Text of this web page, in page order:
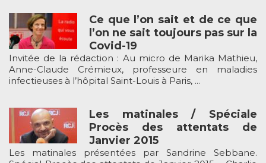
Ce que l’on sait et de ce que
l’on ne sait toujours pas sur la
Covid-19
Invitée de la rédaction : Au micro de Marika Mathieu,
Anne-Claude Crémieux, professeure en maladies
infectieuses à l’hôpital Saint-Louis à Paris, ...
Les matinales / Spéciale
Procès des attentats de
Janvier 2015
Les matinales présentées par Sandrine Sebbane.